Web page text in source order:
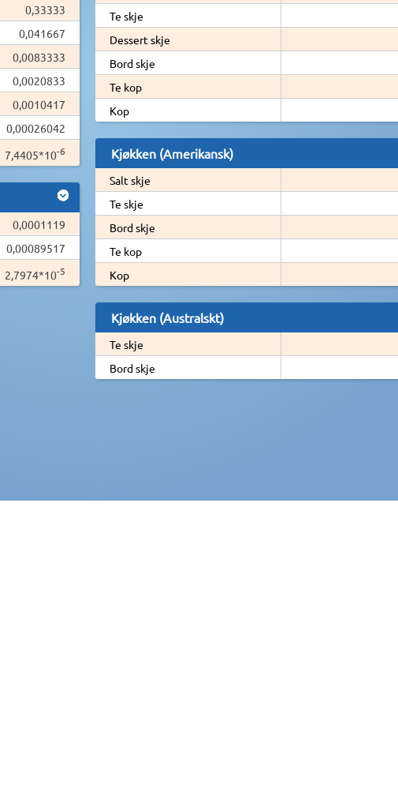
0,33333
0,041667
0,0083333
0,0020833
0,0010417
0,00026042
7,4405*10-6
0,0001119
0,00089517
2,7974*10-5
Te skje
Dessert skje
Bord skje
Te kop
Kop
Kjøkken (Amerikansk)
Salt skje
Te skje
Bord skje
Te kop
Kop
Kjøkken (Australskt)
Te skje
Bord skje